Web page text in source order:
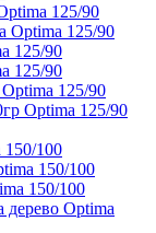
125/90
Optima 125/90
125/90
125/90
125/90
Optima 125/90
100
150/100
150/100
Optima